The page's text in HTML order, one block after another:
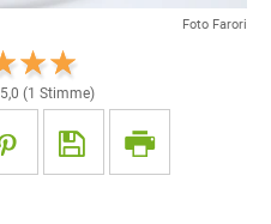
Foto Farori
5,0 (1 Stimme)